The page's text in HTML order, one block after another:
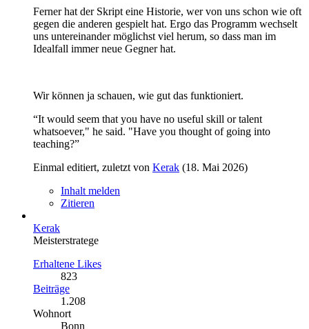
Ferner hat der Skript eine Historie, wer von uns schon wie oft
gegen die anderen gespielt hat. Ergo das Programm wechselt
uns untereinander möglichst viel herum, so dass man im
Idealfall immer neue Gegner hat.
Wir können ja schauen, wie gut das funktioniert.
“It would seem that you have no useful skill or talent
whatsoever," he said. "Have you thought of going into
teaching?”
Einmal editiert, zuletzt von Kerak (18. Mai 2026)
Inhalt melden
Zitieren
Kerak
Meisterstratege
Erhaltene Likes
823
Beiträge
1.208
Wohnort
Bonn